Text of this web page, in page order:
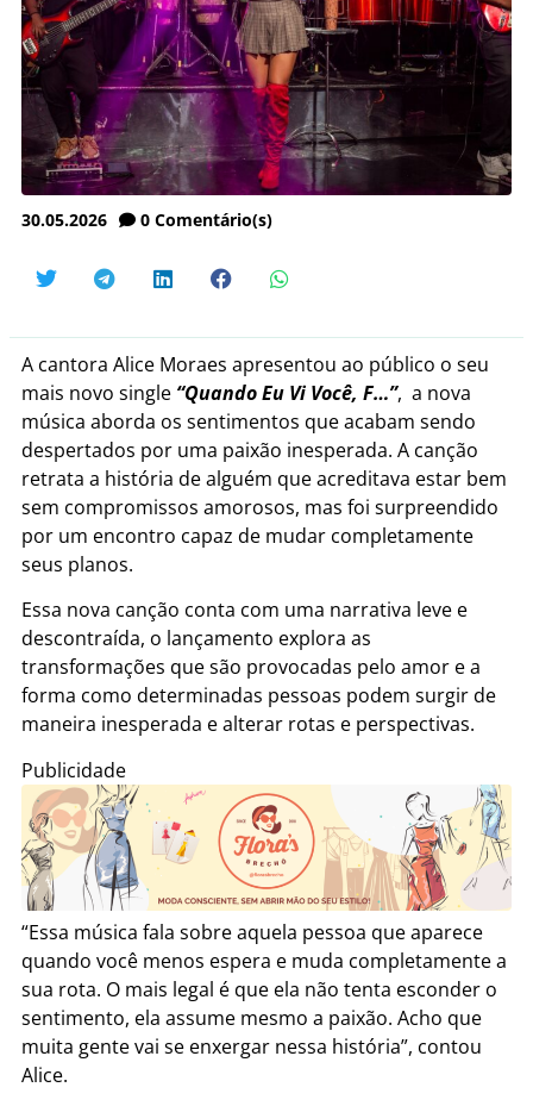
30.05.2026 0 Comentário(s)
A cantora Alice Moraes apresentou ao público o seu
mais novo single “Quando Eu Vi Você, F…”, a nova
música aborda os sentimentos que acabam sendo
despertados por uma paixão inesperada. A canção
retrata a história de alguém que acreditava estar bem
sem compromissos amorosos, mas foi surpreendido
por um encontro capaz de mudar completamente
seus planos.
Essa nova canção conta com uma narrativa leve e
descontraída, o lançamento explora as
transformações que são provocadas pelo amor e a
forma como determinadas pessoas podem surgir de
maneira inesperada e alterar rotas e perspectivas.
Publicidade
“Essa música fala sobre aquela pessoa que aparece
quando você menos espera e muda completamente a
sua rota. O mais legal é que ela não tenta esconder o
sentimento, ela assume mesmo a paixão. Acho que
muita gente vai se enxergar nessa história”, contou
Alice.